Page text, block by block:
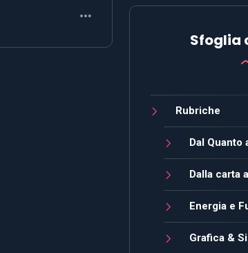
Sfoglia
Rubriche
Dal Quanto
Dalla carta
Energia e
Grafica &